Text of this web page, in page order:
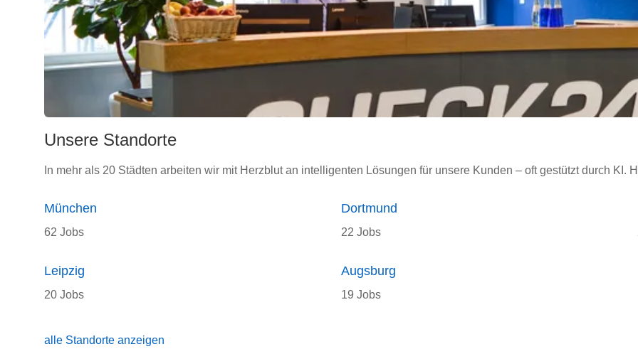
Unsere Standorte
In mehr als 20 Städten arbeiten wir mit Herzblut an intelligenten Lösungen für unsere Kunden – oft gestützt durch
München
62 Jobs
Dortmund
22 Jobs
Leipzig
20 Jobs
Augsburg
19 Jobs
alle Standorte anzeigen